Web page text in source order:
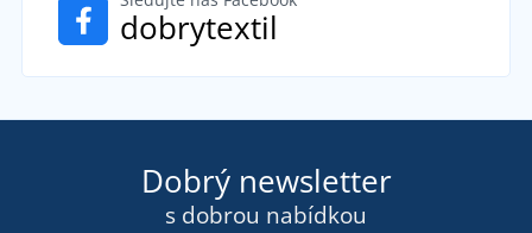
dobrytextil
Dobrý newsletter
s dobrou nabídkou